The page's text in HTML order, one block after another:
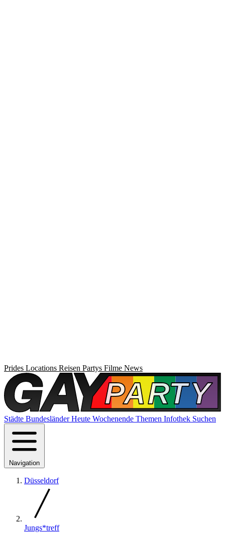
Prides Locations Reisen Partys Filme News
Städte BundesländerHeute Wochenende Themen Infothek Suchen
Navigation
Düsseldorf
Jungs*treff